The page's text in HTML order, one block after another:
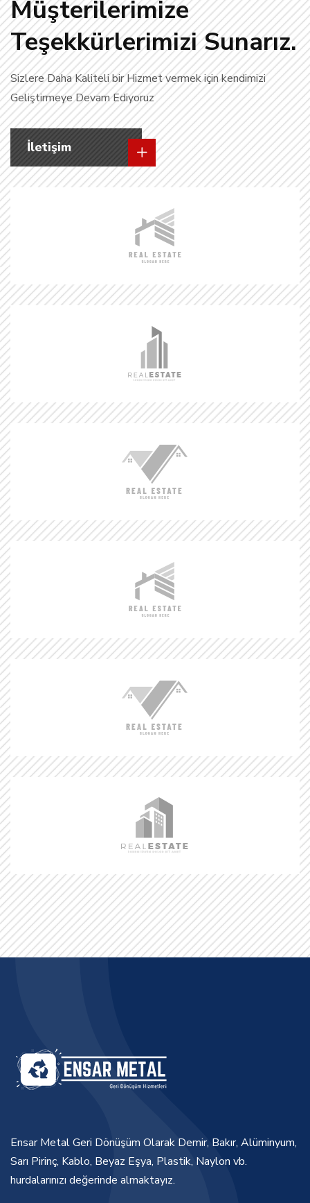
Müşterilerimize
Teşekkürlerimizi Sunarız.
Sizlere Daha Kaliteli bir Hizmet vermek için kendimizi
Geliştirmeye Devam Ediyoruz
İletişim
Ensar Metal Geri Dönüşüm Olarak Demir, Bakır, Alüminyum,
Sarı Pirinç, Kablo, Beyaz Eşya, Plastik, Naylon vb.
hurdalarınızı değerinde almaktayız.